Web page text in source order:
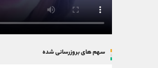
سهم های بروزرسانی شده